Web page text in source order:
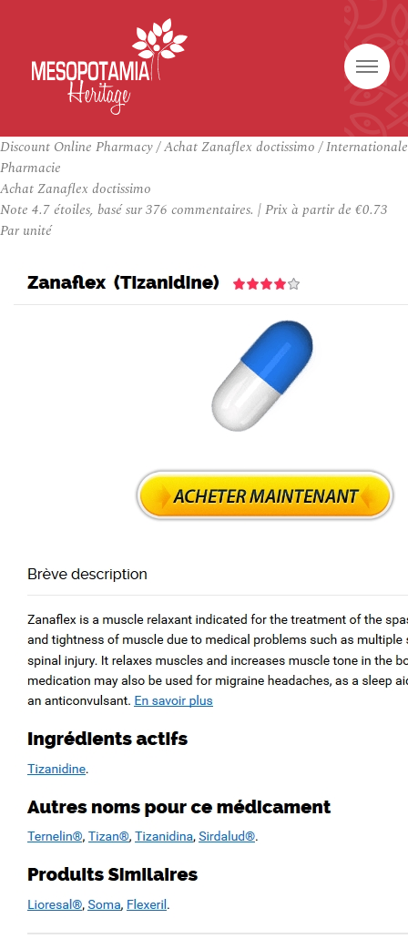
Discount Online Pharmacy / Achat Zanaflex doctissimo / Internationale
Pharmacie
Achat Zanaflex doctissimo
Note 4.7étoiles, basé sur376 commentaires. |Prix à partir de €0.73
Par unité